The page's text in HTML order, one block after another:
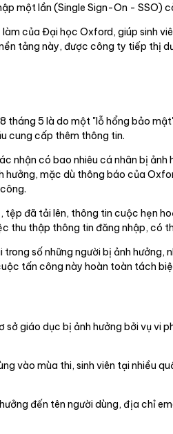
một lần (Single Sign-On - SSO)
của Đại học Oxford, giúp sinh
tảng này, được công ty tiếp thị
5 là do một "lỗ hổng bảo
cung cấp thêm thông tin.
nhận có bao nhiêu cá nhân bị
mặc dù thông báo của
đã tải lên, thông tin cuộc hẹn
thu thập thông tin đăng nhập, có
số những người bị ảnh
tấn công này hoàn toàn tách
giáo dục bị ảnh hưởng bởi vụ vi
vào mùa thi, sinh viên tại nhiều
đến tên người dùng, địa chỉ